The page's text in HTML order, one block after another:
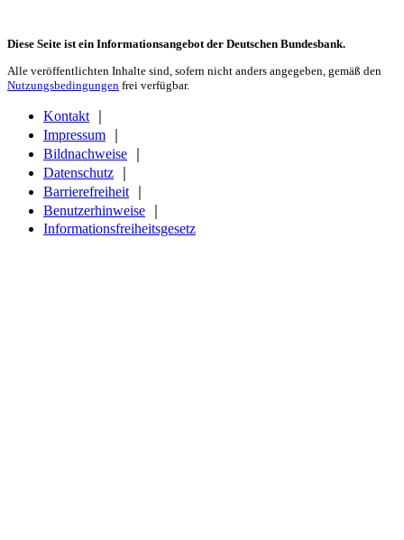
Diese Seite ist ein Informationsangebot der Deutschen Bundesbank.
Alle veröffentlichten Inhalte sind, sofern nicht anders angegeben, gemäß den
Nutzungsbedingungen frei verfügbar.
Kontakt
Impressum
Bildnachweise
Datenschutz
Barrierefreiheit
Benutzerhinweise
Informationsfreiheitsgesetz